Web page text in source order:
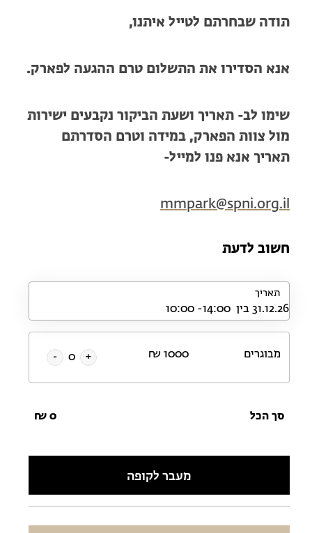
תודה שבחרתם לטייל איתנו,
אנא הסדירו את התשלום טרם ההגעה לפארק.
שימו לב- תאריך ושעת הביקור נקבעים ישירות
מול צוות הפארק, במידה וטרם הסדרתם
תאריך אנא פנו למייל-
mmpark@spni.org.il
חשוב לדעת
תאריך
מבוגרים 1000
₪
+
-
סך הכל 0
₪
מעבר לקופה